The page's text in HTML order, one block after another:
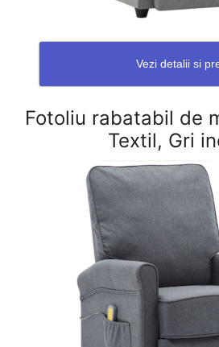
Vezi detalii si
Fotoliu rabatabil de
Textil, Gri